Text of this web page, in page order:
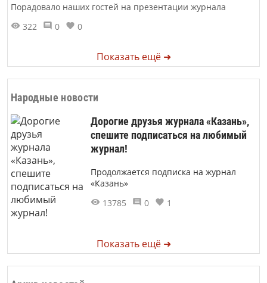
Порадовало наших гостей на презентации журнала
322
0 0
Показать ещё ➜
Народные новости
Дорогие друзья журнала «Казань»,
спешите подписаться на любимый
журнал!
Продолжается подписка на журнал
«Казань»
13785
0 1
Показать ещё ➜